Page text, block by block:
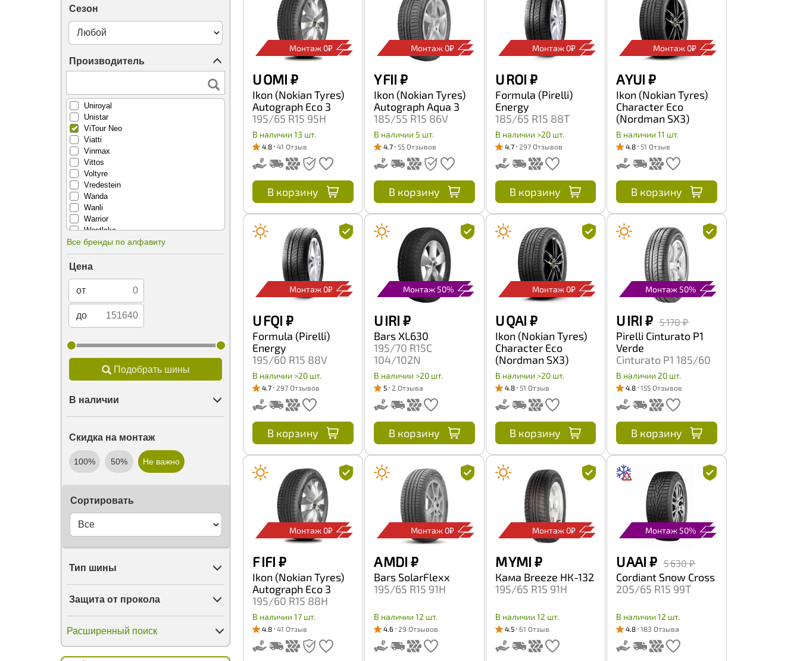
Сезон
Производитель
Trazano
Trelleborg
Triangle
Tunga
Unigrip
Uniroyal
Unistar
ViTour Neo
Viatti
Vinmax
Vittos
Voltyre
Vredestein
Wanda
Wanli
Warrior
Westlake
Wincross
WindPower
Windforce
X-Grip
Yokohama
ZMax
КШЗ
Все бренды по алфавиту
Цена
от
до
Подобрать шины
В наличии
Скидка на монтаж
100% 50% Не важно
Сортировать
Тип шины
Защита от прокола
Расширенный поиск
Монтаж 0₽
U OMI ₽
Ikon (Nokian Tyres)
Autograph Eco 3
195/65 R15 95H
В наличии 13 шт.
4.8 41 Отзыв
В корзину
Монтаж 0₽
Y FII ₽
Ikon (Nokian Tyres)
Autograph Aqua 3
185/55 R15 86V
В наличии 5 шт.
4.7 55 Отзывов
В корзину
Монтаж 0₽
U ROI ₽
Formula (Pirelli)
Energy
185/65 R15 88T
В наличии >20 шт.
4.7 297 Отзывов
В корзину
Монтаж 0₽
A YUI ₽
Ikon (Nokian Tyres)
Character Eco
(Nordman SX3)
185/65 R15 88H
В наличии 11 шт.
4.8 51 Отзыв
В корзину
Монтаж 0₽
U FQI ₽
Formula (Pirelli)
Energy
195/60 R15 88V
В наличии >20 шт.
4.7 297 Отзывов
В корзину
Монтаж 50%
U IRI ₽
Bars XL630
195/70 R15C
104/102N
В наличии >20 шт.
5 2 Отзыва
В корзину
Монтаж 0₽
U QAI ₽
Ikon (Nokian Tyres)
Character Eco
(Nordman SX3)
195/60 R15 88H
В наличии >20 шт.
4.8 51 Отзыв
В корзину
Монтаж 50%
U IRI ₽ 5 170 ₽
Pirelli Cinturato P1
Verde
Cinturato P1 185/60
R15 84H
В наличии 20 шт.
4.8 155 Отзывов
В корзину
Монтаж 0₽
F IFI ₽
Ikon (Nokian Tyres)
Autograph Eco 3
195/60 R15 88H
В наличии 17 шт.
4.8 41 Отзыв
Монтаж 0₽
A MDI ₽
Bars SolarFlexx
195/65 R15 91H
В наличии 12 шт.
4.6 29 Отзывов
Монтаж 0₽
M YMI ₽
Кама Breeze НК-132
195/65 R15 91H
В наличии 12 шт.
4.5 61 Отзыв
Монтаж 50%
U AAI ₽ 5 630 ₽
Cordiant Snow Cross
205/65 R15 99T
В наличии 12 шт.
4.8 183 Отзыва